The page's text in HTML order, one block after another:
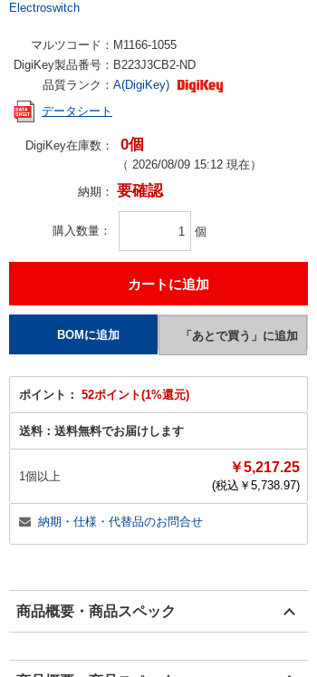
Electroswitch
マルツコード： M1166-1055
DigiKey製品番号： B223J3CB2-ND
品質ランク： A(DigiKey)
データシート
DigiKey在庫数： 0個
（ 2026/08/09 15:12 現在）
納期： 要確認
購入数量 個
ポイント： 52ポイント(1%還元)
送料： 送料無料でお届けします
1個以上
￥5,217.25
(税込￥ 5,738.97)
納期・仕様・代替品のお問合せ
商品概要・商品スペック